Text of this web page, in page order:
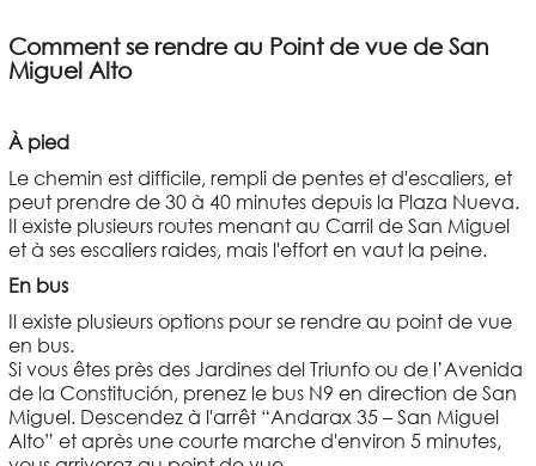
Comment se rendre au Point de vue de San
Miguel Alto
À pied
Le chemin est difficile, rempli de pentes et d'escaliers, et
peut prendre de 30 à 40 minutes depuis la Plaza Nueva.
Il existe plusieurs routes menant au Carril de San Miguel
et à ses escaliers raides, mais l'effort en vaut la peine.
En bus
Il existe plusieurs options pour se rendre au point de vue
en bus.
Si vous êtes près des Jardines del Triunfo ou de l’Avenida
de la Constitución, prenez le bus N9 en direction de San
Miguel. Descendez à l'arrêt “Andarax 35 – San Miguel
Alto” et après une courte marche d'environ 5 minutes,